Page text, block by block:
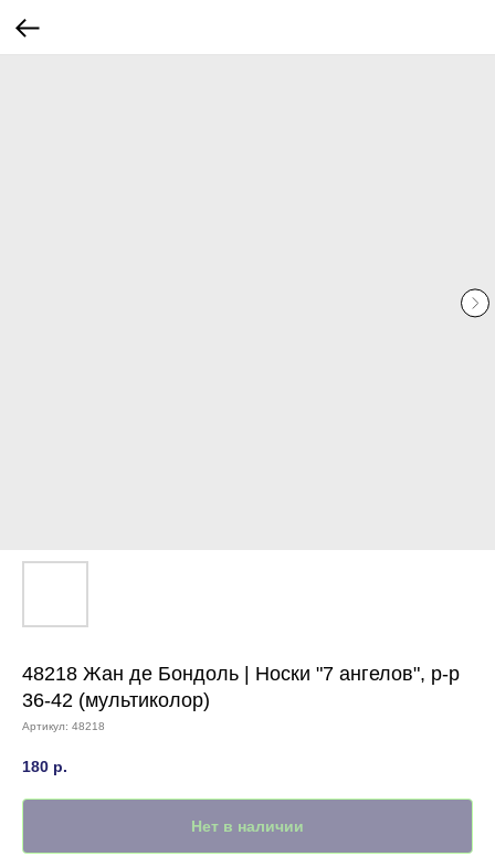
48218 Жан де Бондоль | Носки "7 ангелов", р-р
36-42 (мультиколор)
Артикул: 48218
180 р.
Нет в наличии